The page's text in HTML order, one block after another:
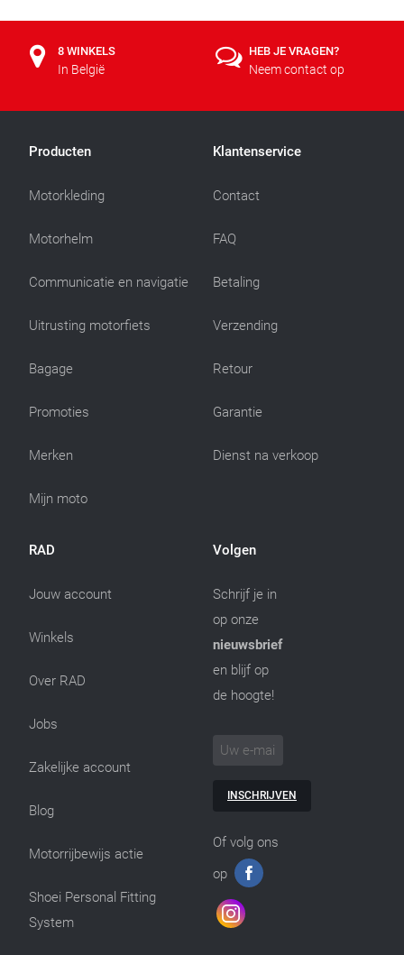
8 WINKELS
In België
HEB JE VRAGEN?
Neem contact op
Producten
Motorkleding
Motorhelm
Communicatie en navigatie
Uitrusting motorfiets
Bagage
Promoties
Merken
Mijn moto
Klantenservice
Contact
FAQ
Betaling
Verzending
Retour
Garantie
Dienst na verkoop
RAD
Jouw account
Winkels
Over RAD
Jobs
Zakelijke account
Blog
Motorrijbewijs actie
Shoei Personal Fitting
System
Volgen
Schrijf je in
op onze
nieuwsbrief
en blijf op
de hoogte!
INSCHRIJVEN
Of volg ons
op